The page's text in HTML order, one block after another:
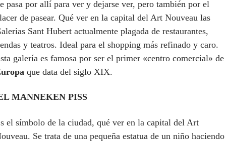
pasa por allí para ver y dejarse ver, pero también por el
de pasear. Qué ver en la capital del Art Nouveau las
Sant Hubert actualmente plagada de restaurantes,
y teatros. Ideal para el shopping más refinado y caro.
galería es famosa por ser el primer «centro comercial» de
que data del siglo XIX.
MANNEKEN PISS
el símbolo de la ciudad, qué ver en la capital del Art
Se trata de una pequeña estatua de un niño haciendo